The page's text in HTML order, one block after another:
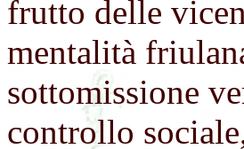
frutto delle
mentalità
sottomissione
controllo